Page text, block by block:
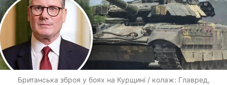
Британська зброя у боях на Курщині / колаж: Главред,